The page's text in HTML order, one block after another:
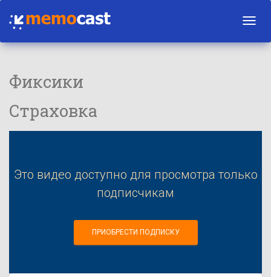
Фиксики
Страховка
Это видео доступно для просмотра только
подписчикам
ПРИОБРЕСТИ ПОДПИСКУ